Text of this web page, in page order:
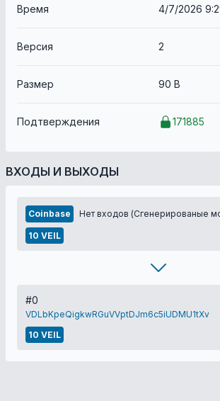
Время 4/7/2026
Версия 2
Размер 90 B
Подтверждения 171885
ВХОДЫ И ВЫХОДЫ
Coinbase Нет входов (Сгенерированые
10 VEIL
#0
VDLbKpeQigkwRGuVVptDJm6c5iUDMU1tXv
10 VEIL